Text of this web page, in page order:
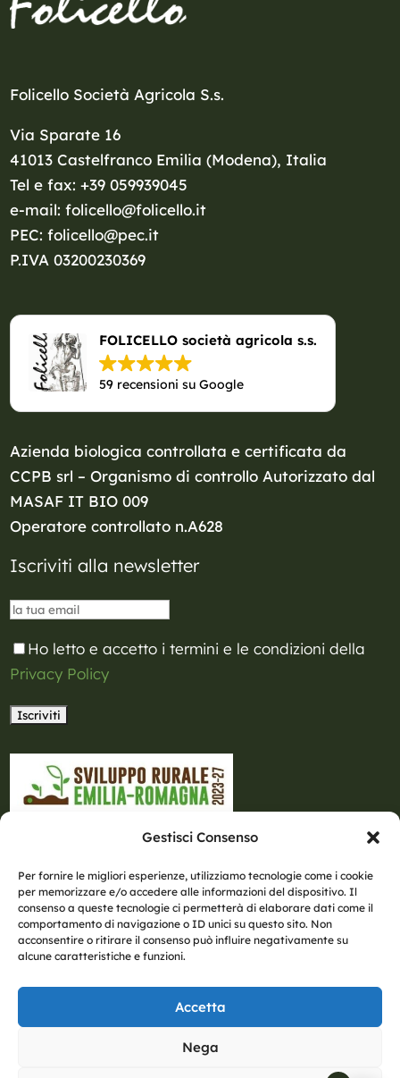
Gestisci Consenso
Per fornire le migliori esperienze, utilizziamo tecnologie come i cookie
per memorizzare e/o accedere alle informazioni del dispositivo. Il
consenso a queste tecnologie ci permetterà di elaborare dati come il
comportamento di navigazione o ID unici su questo sito. Non
acconsentire o ritirare il consenso può influire negativamente su
alcune caratteristiche e funzioni.
Accetta
Nega
Folicello Società Agricola S.s.
Via Sparate 16
41013 Castelfranco Emilia (Modena), Italia
Tel e fax: +39 059939045
e-mail: folicello@folicello.it
PEC: folicello@pec.it
P.IVA 03200230369
FOLICELLO società agricola s.s.
59 recensioni su Google
Azienda biologica controllata e certificata da
CCPB srl – Organismo di controllo Autorizzato dal
MASAF IT BIO 009
Operatore controllato n.A628
Iscriviti alla newsletter
Ho letto e accetto i termini e le condizioni della
Privacy Policy